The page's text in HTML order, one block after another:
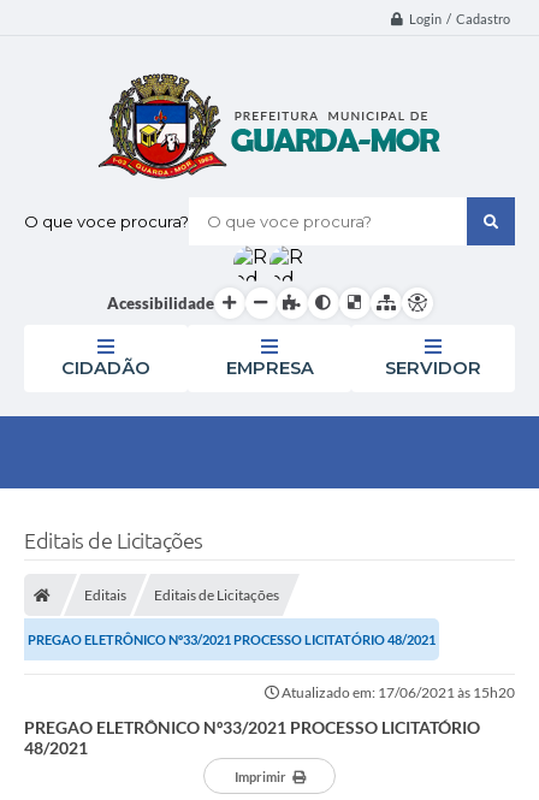
Login / Cadastro
O que voce procura?
Acessibilidade
CIDADÃO EMPRESA SERVIDOR
Editais de Licitações
Editais Editais de Licitações
PREGAO ELETRÔNICO Nº33/2021 PROCESSO LICITATÓRIO 48/2021
Atualizado em: 17/06/2021 às 15h20
PREGAO ELETRÔNICO Nº33/2021 PROCESSO LICITATÓRIO
48/2021
Imprimir